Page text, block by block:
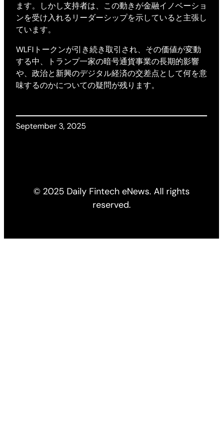
ます。しかし支持者は、この動きが金融イノベーショ
ンを受け入れるリーダーシップを示していると主張し
ています。
WLFIトークンが引き続き取引され、その価値が変動
する中、トランプ一家の暗号通貨事業の長期的影響
や、政治と新興のデジタル経済の交差点として何を意
味するのかについての疑問が残ります。
September 3, 2025
© 2025 Daily Fintech eNews. All rights
reserved.